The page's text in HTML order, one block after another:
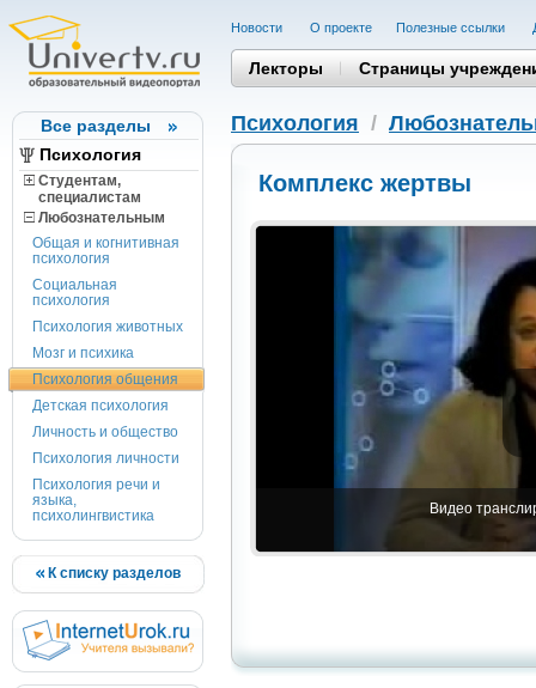
Все разделы
Психология
Студентам,
cпециалистам
Любознательным
Общая и когнитивная
психология
Социальная
психология
Психология животных
Мозг и психика
Психология общения
Детская психология
Личность и общество
Психология личности
Психология речи и
языка,
психолингвистика
К списку разделов
Новости О проекте Полезные cсылки
Лекторы Страницы
Психология /
Комплекс жертвы
Видео